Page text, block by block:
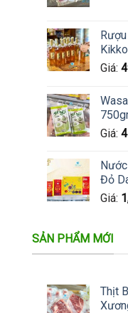
Giá:
Giá:
Đỏ
Giá:
SẢN PHẨM MỚI
Thịt